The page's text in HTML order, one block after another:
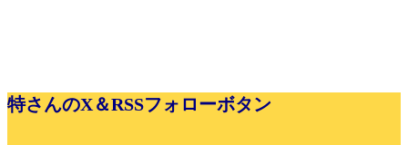
特さんのX＆RSSフォローボタン